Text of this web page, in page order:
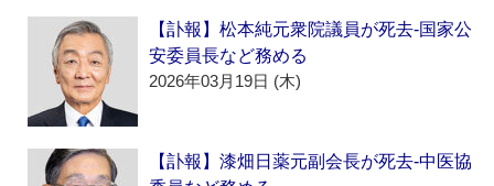
【訃報】松本純元衆院議員が死去‐国家公
安委員長など務める
2026年03月19日 (木)
【訃報】漆畑日薬元副会長が死去‐中医協